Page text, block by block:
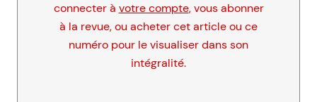
connecter à votre compte, vous abonner
à la revue, ou acheter cet article ou ce
numéro pour le visualiser dans son
intégralité.